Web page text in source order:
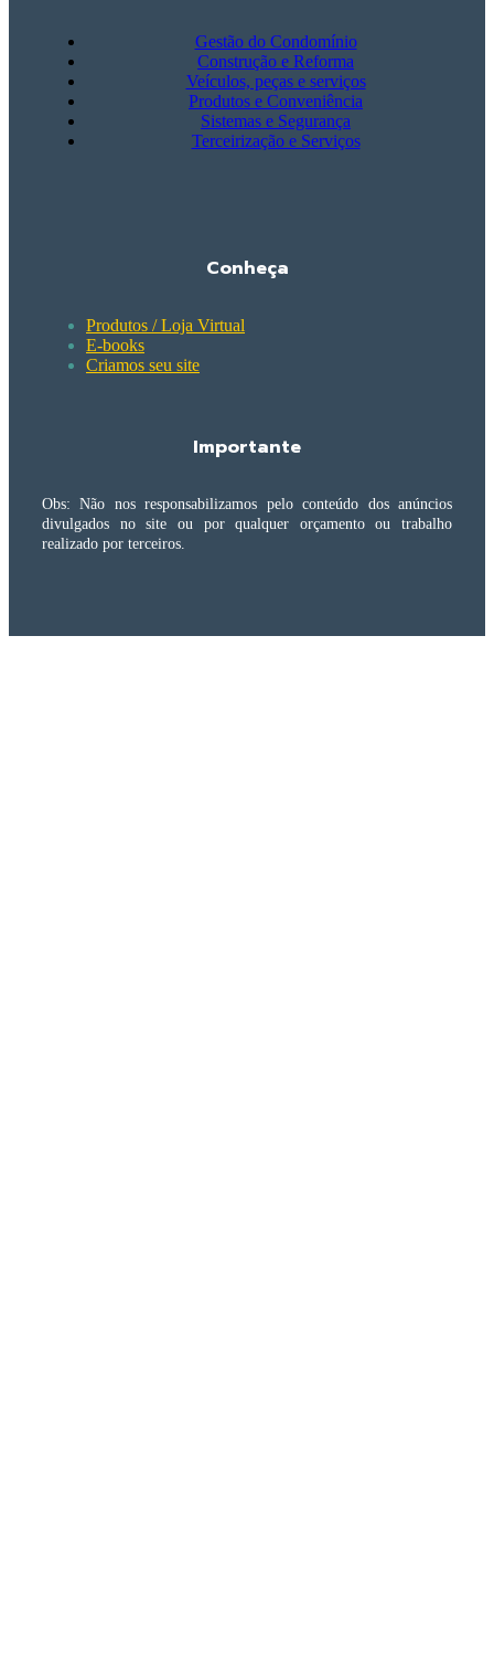
Gestão do Condomínio
Construção e Reforma
Veículos, peças e serviços
Produtos e Conveniência
Sistemas e Segurança
Terceirização e Serviços
Conheça
Produtos / Loja Virtual
E-books
Criamos seu site
Importante
Obs: Não nos responsabilizamos pelo conteúdo dos anúncios
divulgados no site ou por qualquer orçamento ou trabalho
realizado por terceiros.